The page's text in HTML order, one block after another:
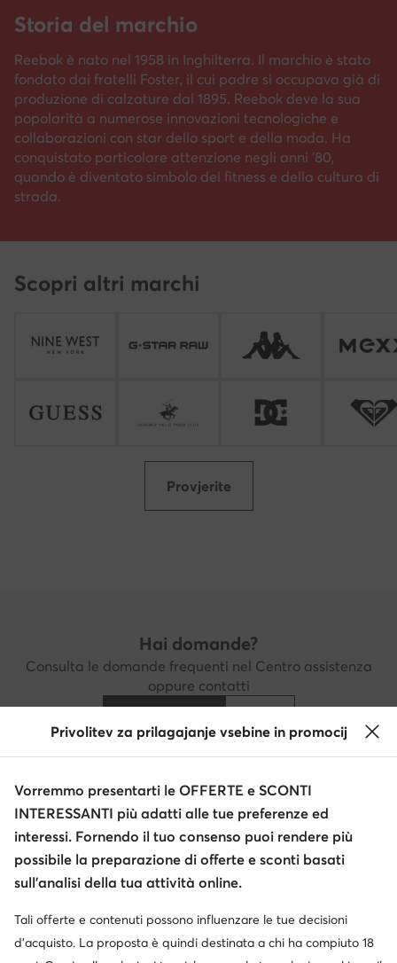
Storia del marchio
Reebok è nato nel 1958 in Inghilterra. Il marchio è stato
fondato dai fratelli Foster, il cui padre si occupava già di
produzione di calzature dal 1895. Reebok deve la sua
popolarità a numerose innovazioni tecnologiche e
collaborazioni con star dello sport e della moda. Ha
conquistato particolare attenzione negli anni '80,
quando è diventato simbolo del fitness e della cultura di
strada.
Scopri altri marchi
Provjerite
Hai domande?
Consulta le domande frequenti nel Centro assistenza
oppure contatti
Scarica l'app
Servizio clienti
Chi siamo
Privolitev za prilagajanje vsebine in promocij
Vorremmo presentarti le OFFERTE e SCONTI
INTERESSANTI più adatti alle tue preferenze ed
interessi. Fornendo il tuo consenso puoi rendere più
possibile la preparazione di offerte e sconti basati
sull’analisi della tua attività online.
Tali offerte e contenuti possono influenzare le tue decisioni
d’acquisto. La proposta è quindi destinata a chi ha compiuto 18